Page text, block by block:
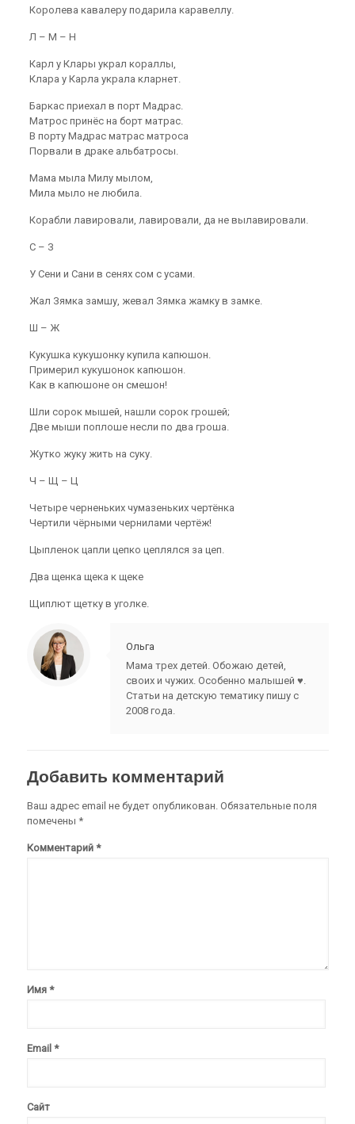
Королева кавалеру подарила каравеллу.
Л – М – Н
Карл у Клары украл кораллы,
Клара у Карла украла кларнет.
Баркас приехал в порт Мадрас.
Матрос принёс на борт матрас.
В порту Мадрас матрас матроса
Порвали в драке альбатросы.
Мама мыла Милу мылом,
Мила мыло не любила.
Корабли лавировали, лавировали, да не вылавировали.
С – З
У Сени и Сани в сенях сом с усами.
Жал Зямка замшу, жевал Зямка жамку в замке.
Ш – Ж
Кукушка кукушонку купила капюшон.
Примерил кукушонок капюшон.
Как в капюшоне он смешон!
Шли сорок мышей, нашли сорок грошей;
Две мыши поплоше несли по два гроша.
Жутко жуку жить на суку.
Ч – Щ – Ц
Четыре черненьких чумазеньких чертёнка
Чертили чёрными чернилами чертёж!
Цыпленок цапли цепко цеплялся за цеп.
Два щенка щека к щеке
Щиплют щетку в уголке.
Ольга
Мама трех детей. Обожаю детей,
своих и чужих. Особенно малышей ♥.
Статьи на детскую тематику пишу с
2008 года.
Добавить комментарий
Ваш адрес email не будет опубликован. Обязательные поля
помечены *
Комментарий *
Имя *
Email *
Сайт